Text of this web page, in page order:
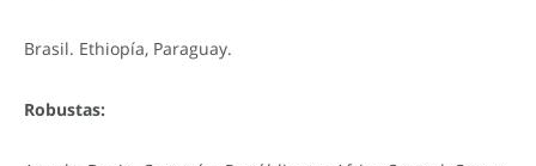
Brasil. Ethiopía, Paraguay.
Robustas: